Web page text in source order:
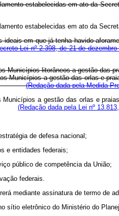
estabelecidas em ato da
estabelecidas em ato da
em que já tenha havido
Lei nº 2.398, de 21 de
Municípios litorâneos a gestão das
Municípios a gestão das orlas e
(Redação dada pela Medida
a gestão das orlas e
(Redação dada pela Lei nº
de defesa nacional;
e entidades federais;
público de competência da União;
federais.
mediante assinatura de termo de
sítio eletrônico do Ministério do